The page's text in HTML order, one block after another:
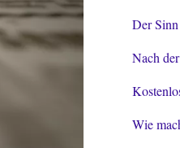
Der
Nach
Wie